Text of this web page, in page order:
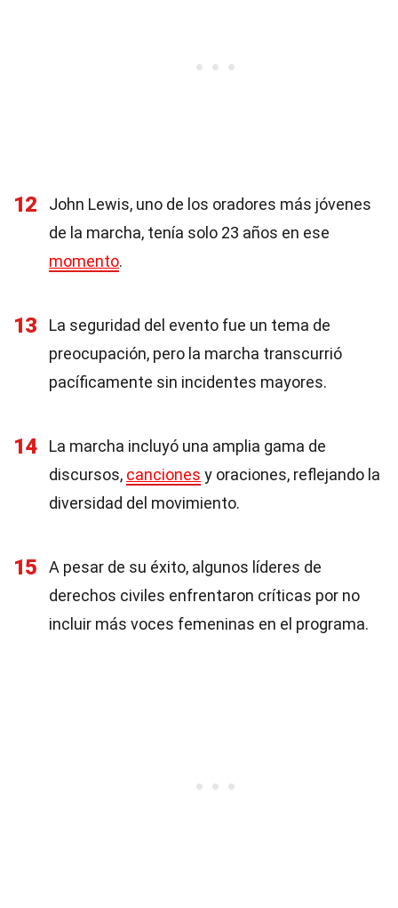
12
John Lewis, uno de los oradores más jóvenes
de la marcha, tenía solo 23 años en ese
momento.
13
La seguridad del evento fue un tema de
preocupación, pero la marcha transcurrió
pacíficamente sin incidentes mayores.
14
La marcha incluyó una amplia gama de
discursos, canciones y oraciones, reflejando la
diversidad del movimiento.
15
A pesar de su éxito, algunos líderes de
derechos civiles enfrentaron críticas por no
incluir más voces femeninas en el programa.